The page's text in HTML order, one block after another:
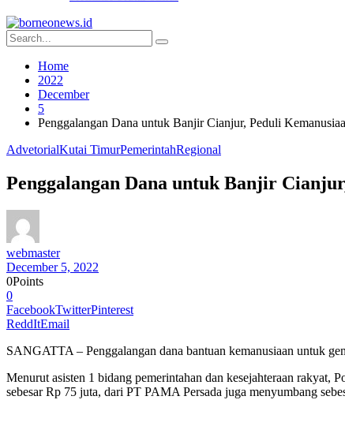
Home
2022
December
5
Penggalangan Dana untuk Banjir Cianjur, Peduli
AdvetorialKutai TimurPemerintahRegional
Penggalangan Dana untuk Banjir
webmaster
December 5, 2022
0Points
0
FacebookTwitterPinterest
ReddItEmail
SANGATTA – Penggalangan dana bantuan kemanusiaan untuk
Menurut asisten 1 bidang pemerintahan dan kesejahteraan
sebesar Rp 75 juta, dari PT PAMA Persada juga menyumbang